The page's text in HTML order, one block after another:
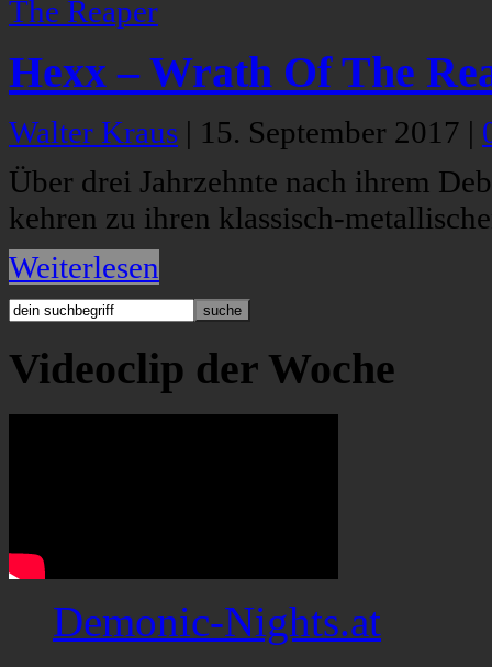
Hexx – Wrath Of The
Walter Kraus | 15. September 2017 |
Über drei Jahrzehnte nach ihrem
kehren zu ihren klassisch-
Weiterlesen
Videoclip der Woche
Demonic-Nights.at